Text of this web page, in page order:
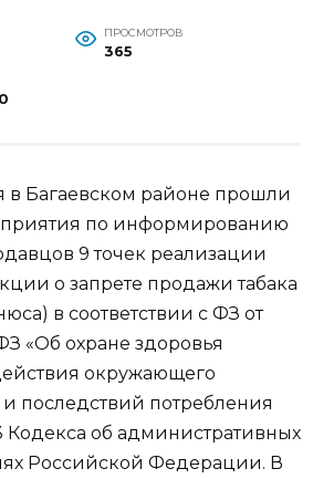
ПРОСМОТРОВ
365
в Багаевском районе прошли
по информированию
9 точек реализации
о запрете продажи табака
в соответствии с ФЗ от
«Об охране здоровья
окружающего
последствий потребления
Кодекса об административных
Российской Федерации. В